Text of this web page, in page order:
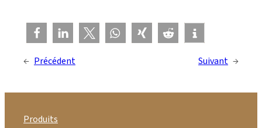
← Précédent Suivant →
Produits